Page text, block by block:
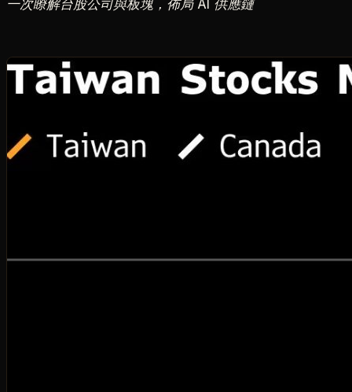
一次瞭解台股公司與板塊，佈局 AI 供應鏈